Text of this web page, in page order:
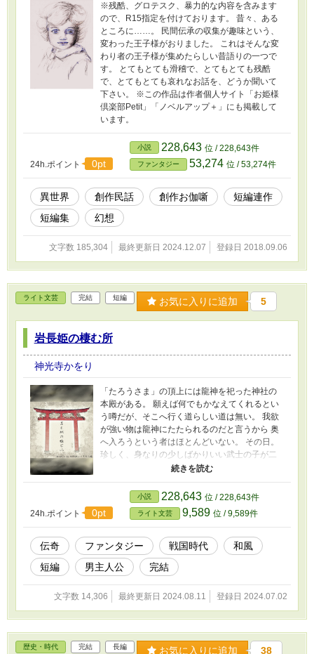
※残酷、グロテスク、暴力的な内容を含みます
ので、R15指定を付けております。 昔々、ある
ところに……。 民間伝承の収集が趣味という、
変わった王子様がおりました。 これはそんな変
わり者の王子様が集めたらしい昔語りの一つで
す。 とてもとても滑稽で、とてもとても残酷
で、とてもとても哀れなお話を、どうか聞いて
下さい。 ※この作品は作者個人サイト「お姫様
倶楽部Petit」「ノベルアップ＋」にも掲載して
います。
24h.ポイント 0pt
小説 228,643 位 / 228,643件
ファンタジー 53,274 位 / 53,274件
異世界 創作民話 創作お伽噺
短編連作
短編集
幻想
文字数 185,304 最終更新日 2024.12.07 登録日 2018.09.06
ライト文芸 完結 短編 お気に入りに追加 5
岩長姫の棲む所
神光寺かをり
「たろうさま」の頂上には龍神を祀った神社の
本殿がある。 願えば何でもかなえてくれるとい
う噂だが、そこへ行く道らしい道は無い。 我欲
が強い物は龍神にたたられるのだと言うから 奥
へ入ろうという者はほとんどいない。 その日。
珍しく、身なりの少しばかりいい武士の子が二
人、登山道を外れた山道を奥へと入っていっ
ルアップ＋」並びに、作者個人サイト「お姫様
倶楽部Petit」にも掲載しています。
24h.ポイント
0pt
小説 228,643 位 / 228,643件
ライト文芸 9,589 位 / 9,589件
伝奇 ファンタジー 戦国時代
和風
短編
男主人公 完結
文字数 14,306 最終更新日 2024.08.11 登録日 2024.07.02
歴史・時代 完結 長編 お気に入りに追加 38